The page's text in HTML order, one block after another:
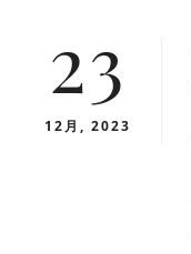
23
12月, 2023